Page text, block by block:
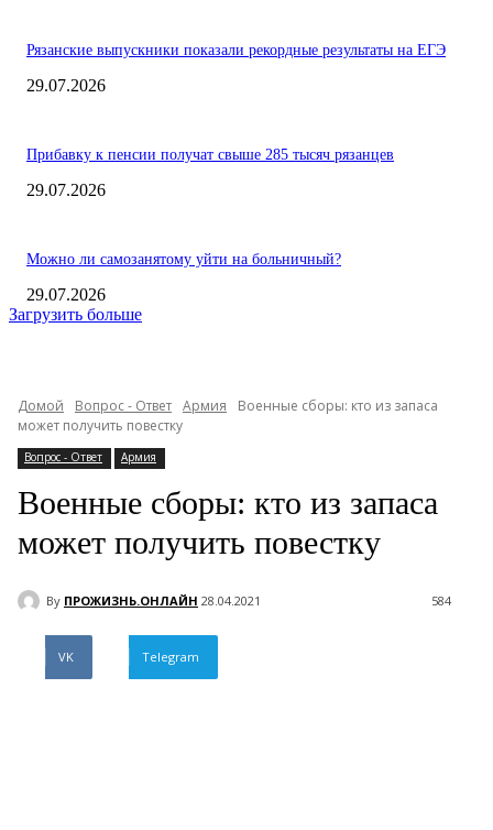
Рязанские выпускники показали рекордные результаты на ЕГЭ
29.07.2026
Прибавку к пенсии получат свыше 285 тысяч рязанцев
29.07.2026
Можно ли самозанятому уйти на больничный?
29.07.2026
Загрузить больше